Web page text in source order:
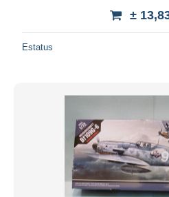
±
Estatus